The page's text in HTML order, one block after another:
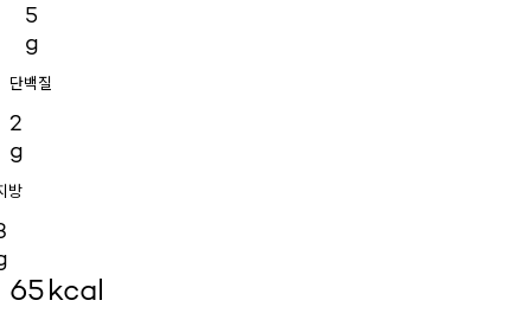
5
g
단백질
2
g
방
65kcal